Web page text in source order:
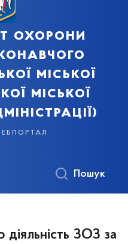
охорони
міської
міської
Пошук
діяльність ЗОЗ за